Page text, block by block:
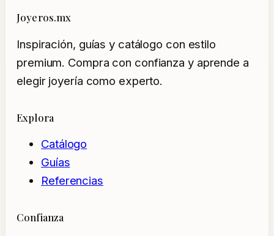
Joyeros.mx
Inspiración, guías y catálogo con estilo
premium. Compra con confianza y aprende a
elegir joyería como experto.
Explora
Catálogo
Guías
Referencias
Confianza